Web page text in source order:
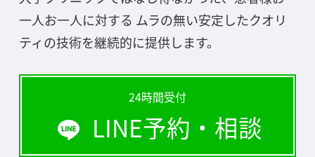
一人お一人に対する ムラの無い安定したクオリ
ティの技術を継続的に提供します。
24時間受付
LINE予約・相談